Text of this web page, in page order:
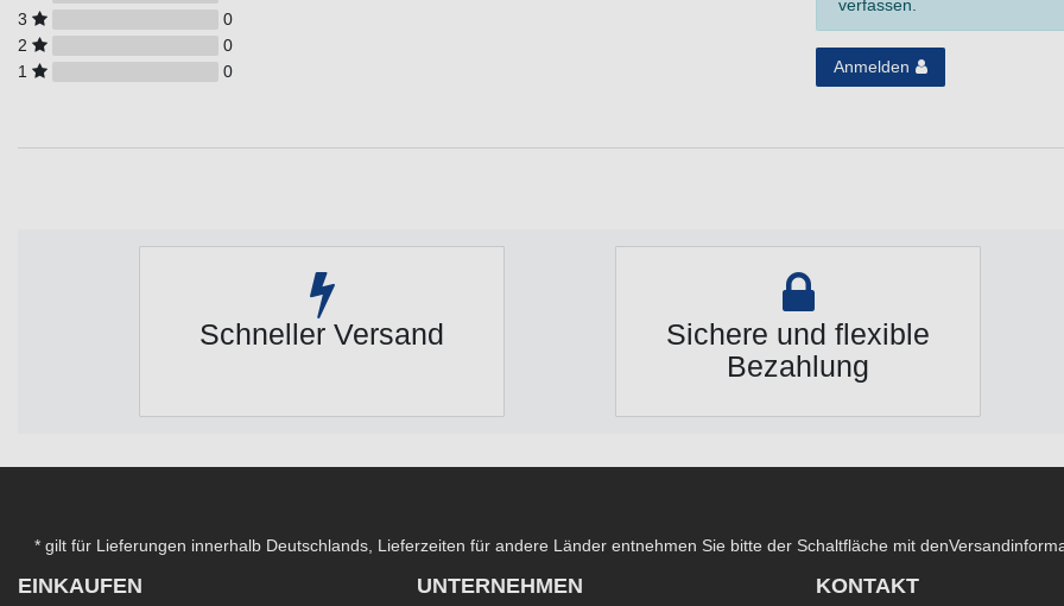
3
0
2
0
1
0
verfassen.
Anmelden
Schneller Versand
Sichere und flexible
Bezahlung
* gilt für Lieferungen innerhalb Deutschlands, Lieferzeiten für andere Länder entnehmen Sie bitte der Schaltfläche mit den
EINKAUFEN UNTERNEHMEN KONTAKT